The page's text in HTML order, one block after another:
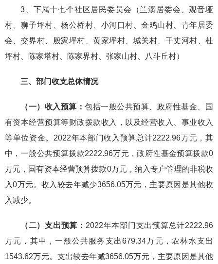
3、下属十七个社区居民委员会（兰溪居委会、观音垭
村、狮子坪村、杨公桥村、小河口村、金鸡山村、青年居委
会、交界村、殷家坪村、黄家坪村、城关村、千丈河村、杜
坪村、陈家塔村、陈家界村、张家山村、八斗丘村）
三、部门收支总体情况
（一）收入预算：包括一般公共预算、政府性基金、国
有资本经营预算等财政拨款收入，以及经营收入、事业收入
等单位资金。2022年本部门收入预算总计2222.96万元，其
中，一般公共预算拨款2222.96万元，政府性基金预算拨款0
万元，国有资本经营预算拨款0万元，纳入专户管理的非税收
入0万元。收入较去年减少3656.05万元，主要原因是其他收
入减少。
（二）支出预算： 2022年本部门支出预算总计2222.96
万元，其中，一般公共服务支出679.34万元，农林水支出
1543.62万元。支出较去年减3656.05万元，主要原因是其他